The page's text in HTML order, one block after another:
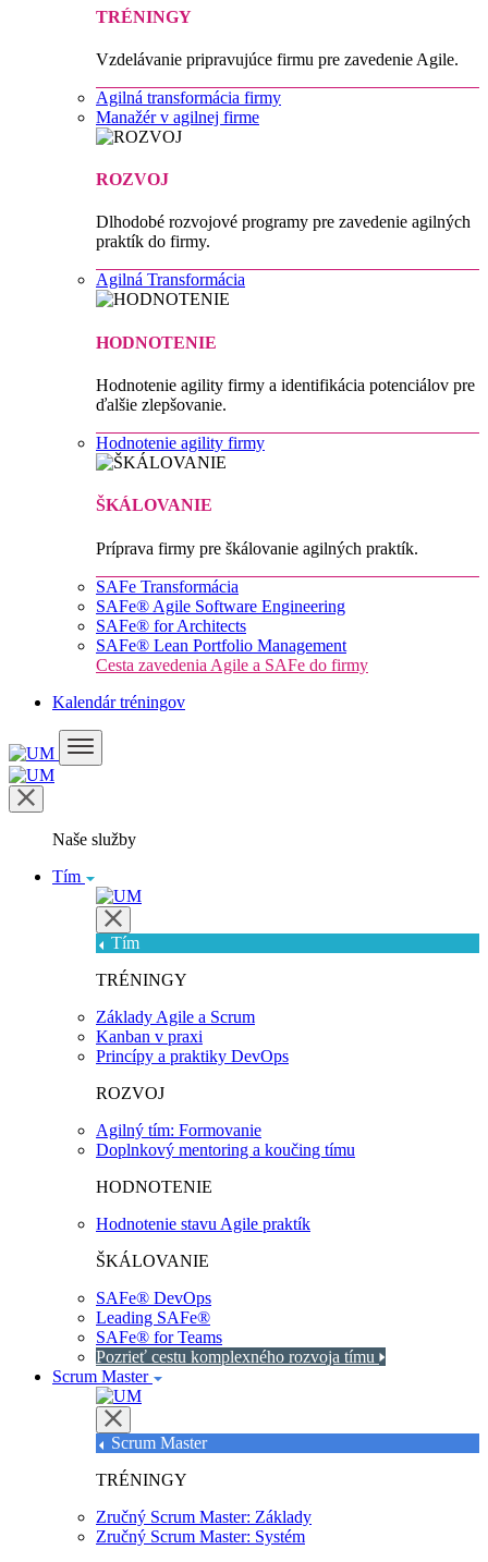
TRÉNINGY
Vzdelávanie pripravujúce firmu pre zavedenie Agile.
Agilná transformácia firmy
Manažér v agilnej firme
ROZVOJ
Dlhodobé rozvojové programy pre zavedenie agilných
praktík do firmy.
Agilná Transformácia
HODNOTENIE
Hodnotenie agility firmy a identifikácia potenciálov pre
ďalšie zlepšovanie.
Hodnotenie agility firmy
ŠKÁLOVANIE
Príprava firmy pre škálovanie agilných praktík.
SAFe Transformácia
SAFe® Agile Software Engineering
SAFe® for Architects
SAFe® Lean Portfolio Management
Cesta zavedenia Agile a SAFe do firmy
Kalendár tréningov
Naše služby
Tím
Tím
TRÉNINGY
Základy Agile a Scrum
Kanban v praxi
Princípy a praktiky DevOps
ROZVOJ
Agilný tím: Formovanie
Doplnkový mentoring a koučing tímu
HODNOTENIE
Hodnotenie stavu Agile praktík
ŠKÁLOVANIE
SAFe® DevOps
Leading SAFe®
SAFe® for Teams
Pozrieť cestu komplexného rozvoja tímu
Scrum Master
Scrum Master
TRÉNINGY
Zručný Scrum Master: Základy
Zručný Scrum Master: Systém